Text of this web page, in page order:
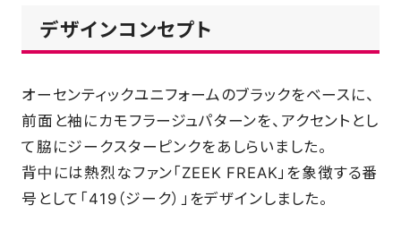
デザインコンセプト
オーセンティックユニフォームのブラックをベースに、
前面と袖にカモフラージュパターンを、アクセントとし
て脇にジークスターピンクをあしらいました。
背中には熱烈なファン「ZEEK FREAK」を象徴する番
号として「419（ジーク）」をデザインしました。